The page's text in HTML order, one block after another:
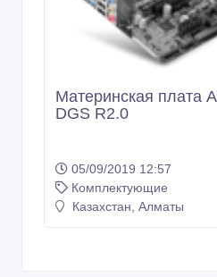
Материнская плата
DGS R2.0
05/09/2019 12:57
Комплектующие
Казахстан, Алматы